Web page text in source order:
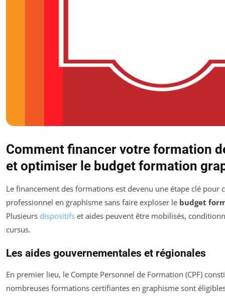
Comment financer votre formation
et optimiser le budget formation
Le financement des formations est devenu une étape clé pour
professionnel en graphisme sans faire exploser le budget
Plusieurs dispositifs et aides peuvent être mobilisés,
cursus.
Les aides gouvernementales et régionales
En premier lieu, le Compte Personnel de Formation (CPF)
nombreuses formations certifiantes en graphisme sont